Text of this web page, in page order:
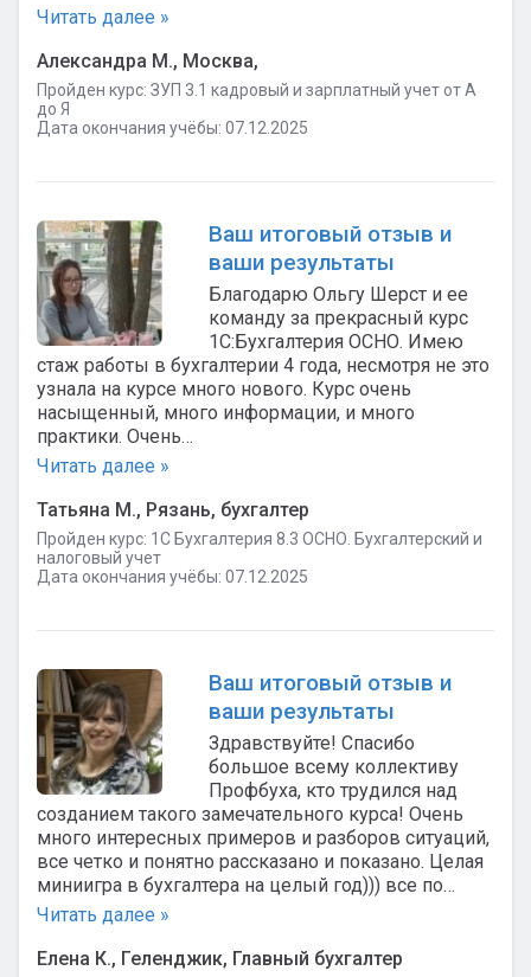
Читать далее »
Александра М., Москва,
Пройден курс: ЗУП 3.1 кадровый и зарплатный учет от А
до Я
Дата окончания учёбы: 07.12.2025
Ваш итоговый отзыв и
ваши результаты
Благодарю Ольгу Шерст и ее
команду за прекрасный курс
1С:Бухгалтерия ОСНО. Имею
стаж работы в бухгалтерии 4 года, несмотря не это
узнала на курсе много нового. Курс очень
насыщенный, много информации, и много
практики. Очень…
Читать далее »
Татьяна М., Рязань, бухгалтер
Пройден курс: 1C Бухгалтерия 8.3 ОСНО. Бухгалтерский и
налоговый учет
Дата окончания учёбы: 07.12.2025
Ваш итоговый отзыв и
ваши результаты
Здравствуйте! Спасибо
большое всему коллективу
Профбуха, кто трудился над
созданием такого замечательного курса! Очень
много интересных примеров и разборов ситуаций,
все четко и понятно рассказано и показано. Целая
миниигра в бухгалтера на целый год))) все по…
Читать далее »
Елена К., Геленджик, Главный бухгалтер